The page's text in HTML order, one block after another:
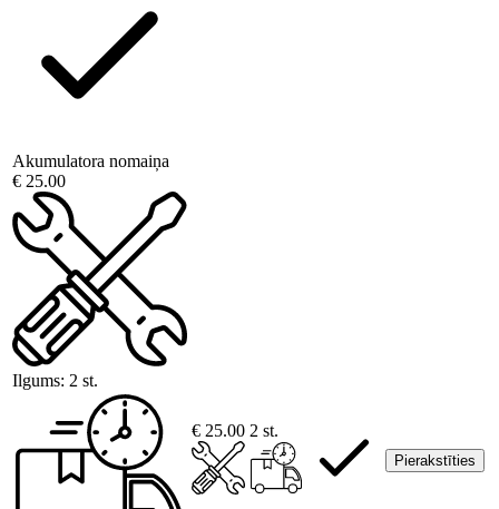
Akumulatora nomaiņa
€ 25.00
Ilgums: 2 st.
€ 25.00 2 st.
Pierakstīties